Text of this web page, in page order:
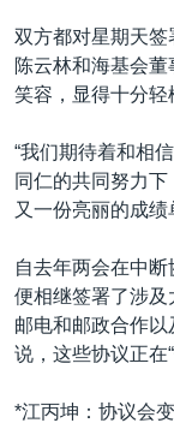
南中国海争端
关注西藏
关注新疆
GEN Z 看美国
其他语言网站
双方都对星期天
陈云林和海基会
笑容，显得十分轻
“我们期待着和相
同仁的共同努力
又一份亮丽的成绩
自去年两会在中断
便相继签署了涉及
邮电和邮政合作
说，这些协议正在
*江丙坤：协议会